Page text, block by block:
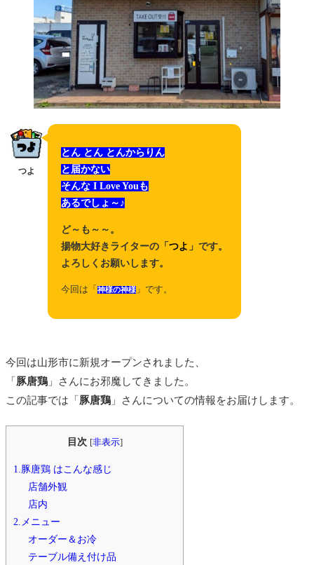
つよ
とん とん とんからりん
と届かない
そんな I Love Youも
あるでしょ～♪
ど～も～～。
揚物大好きライターの「 つよ 」です。
よろしくお願いします。
今回は「 神様の神様」です。
今回は山形市に新規オープンされました、
「 豚唐鶏 」さんにお邪魔してきました。
この記事では「 豚唐鶏 」さんについての情報をお届けします。
目次 [非表示]
1.豚唐鶏 はこんな感じ
店舗外観
店内
2.メニュー
オーダー＆お冷
テーブル備え付け品